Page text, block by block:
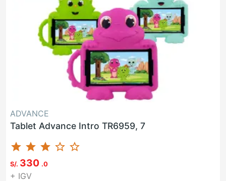
ADVANCE
Tablet Advance Intro TR6959, 7
star star star star_border star_border
S/. 330 .0
+ IGV